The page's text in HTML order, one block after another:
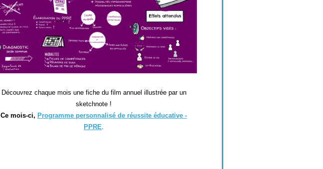
Découvrez chaque mois une fiche du film annuel illustrée par un
sketchnote !
Ce mois-ci, Programme personnalisé de réussite éducative -
PPRE.